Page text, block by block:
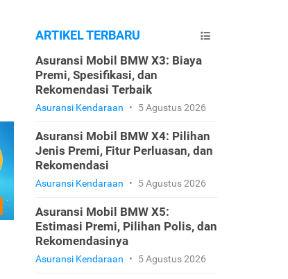
ARTIKEL TERBARU
Asuransi Mobil BMW X3: Biaya
Premi, Spesifikasi, dan
Rekomendasi Terbaik
Asuransi Kendaraan • 5 Agustus 2026
Asuransi Mobil BMW X4: Pilihan
Jenis Premi, Fitur Perluasan, dan
Rekomendasi
Asuransi Kendaraan • 5 Agustus 2026
Asuransi Mobil BMW X5:
Estimasi Premi, Pilihan Polis, dan
Rekomendasinya
Asuransi Kendaraan • 5 Agustus 2026